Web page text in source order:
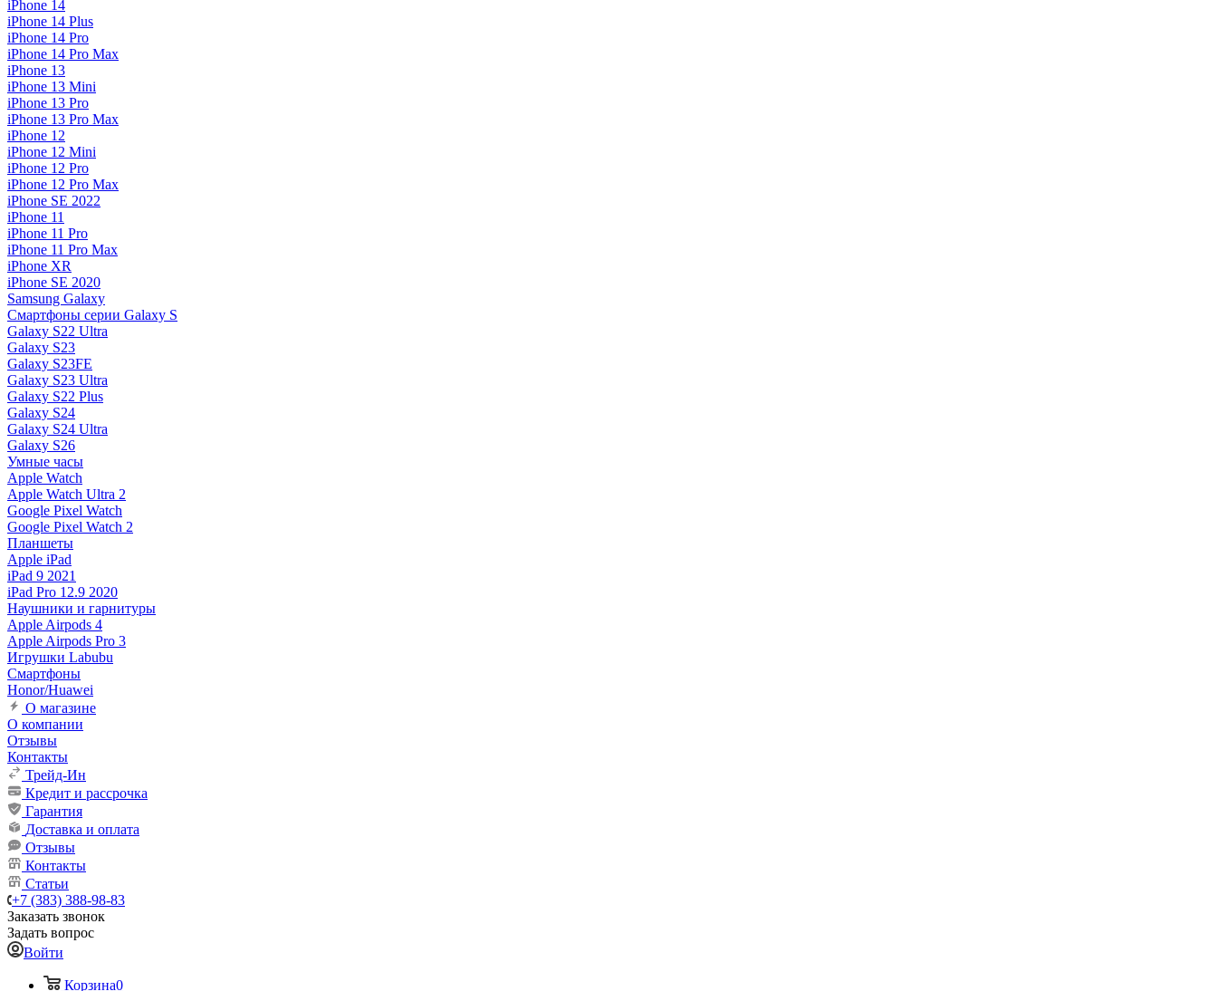
iPhone 14
iPhone 14 Plus
iPhone 14 Pro
iPhone 14 Pro Max
iPhone 13
iPhone 13 Mini
iPhone 13 Pro
iPhone 13 Pro Max
iPhone 12
iPhone 12 Mini
iPhone 12 Pro
iPhone 12 Pro Max
iPhone SE 2022
iPhone 11
iPhone 11 Pro
iPhone 11 Pro Max
iPhone XR
iPhone SE 2020
Samsung Galaxy
Смартфоны серии Galaxy S
Galaxy S22 Ultra
Galaxy S23
Galaxy S23FE
Galaxy S23 Ultra
Galaxy S22 Plus
Galaxy S24
Galaxy S24 Ultra
Galaxy S26
Умные часы
Apple Watch
Apple Watch Ultra 2
Google Pixel Watch
Google Pixel Watch 2
Планшеты
Apple iPad
iPad 9 2021
iPad Pro 12.9 2020
Наушники и гарнитуры
Apple Airpods 4
Apple Airpods Pro 3
Игрушки Labubu
Смартфоны
Honor/Huawei
О магазине
О компании
Отзывы
Контакты
Трейд-Ин
Кредит и рассрочка
Гарантия
Доставка и оплата
Отзывы
Контакты
Статьи
+7 (383) 388-98-83
Заказать звонок
Задать вопрос
Войти
Корзина0